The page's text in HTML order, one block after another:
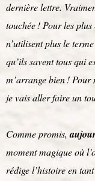
dernière lettre.
touchée ! Pour les plus
n’utilisent plus le
qu’ils savent tous qui
m’arrange bien !
je vais aller faire un
Comme promis,
moment magique où
rédige l’histoire en